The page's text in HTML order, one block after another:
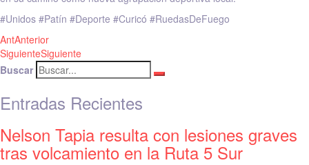
#Unidos #Patín #Deporte #Curicó #RuedasDeFuego
AntAnterior
SiguienteSiguiente
Buscar
Entradas Recientes
Nelson Tapia resulta con lesiones graves
tras volcamiento en la Ruta 5 Sur